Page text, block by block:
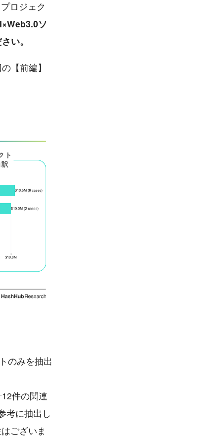
ロジェク
ソ
い。
【前編】
のみを抽出
件の関連
考に抽出し
ございま